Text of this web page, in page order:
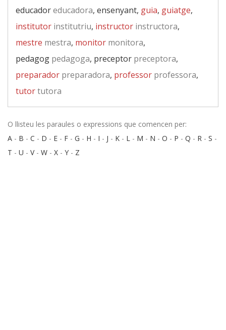
educadoreducadora, ensenyant, guia, guiatge,
institutor institutriu, instructor instructora,
mestre mestra, monitor monitora,
pedagog pedagoga, preceptor preceptora,
preparador preparadora, professor professora,
tutortutora
O llisteu les paraules o expressions que comencen per:
A - B - C - D - E - F - G - H - I - J - K - L - M - N - O - P - Q - R - S -
T - U - V- W - X - Y - Z